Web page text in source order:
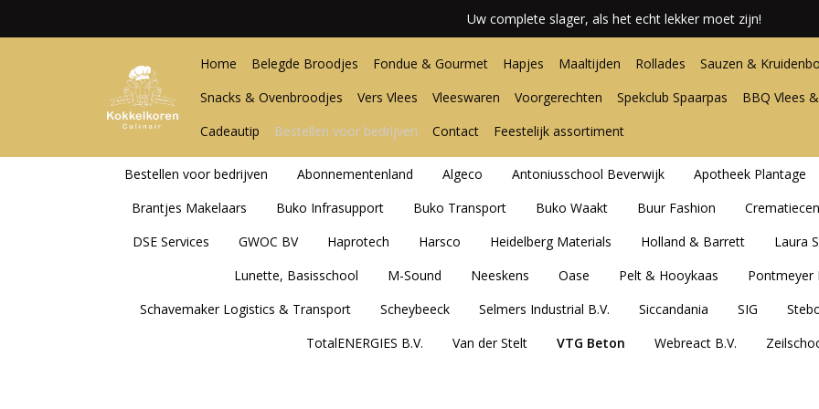
Uw complete slager, als het echt lekker moet zijn!
Home Belegde Broodjes Fondue & Gourmet Hapjes Maaltijden Rollades
Sauzen &
Snacks & Ovenbroodjes
Vers Vlees Vleeswaren Voorgerechten Spekclub Spaarpas
BBQ Vlees
Cadeautip
Bestellen voor bedrijven Contact Feestelijk assortiment
Bestellen voor bedrijven Abonnementenland Algeco Antoniusschool Beverwijk
Apotheek Plantage
Brantjes Makelaars
Buko Infrasupport Buko Transport Buko Waakt Buur Fashion
DSE Services
GWOC BV Haprotech Harsco Heidelberg Materials Holland & Barrett
Laura
Lunette, Basisschool
M-Sound Neeskens Oase Pelt & Hooykaas
Pontmeyer
Schavemaker Logistics & Transport
Scheybeeck Selmers Industrial B.V. Siccandania SIG
TotalENERGIES B.V.
Van der Stelt VTG Beton Webreact B.V.